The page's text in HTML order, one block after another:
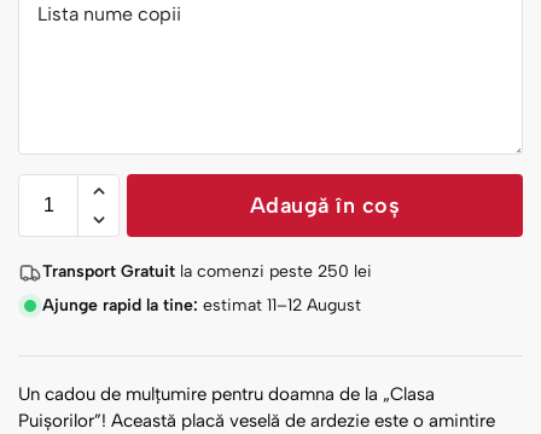
Lista nume copii
Adaugă în coș
Transport Gratuit la comenzi peste 250 lei
Ajunge rapid la tine: estimat 11–12 August
Un cadou de mulțumire pentru doamna de la „Clasa
Puișorilor”! Această placă veselă de ardezie este o amintire